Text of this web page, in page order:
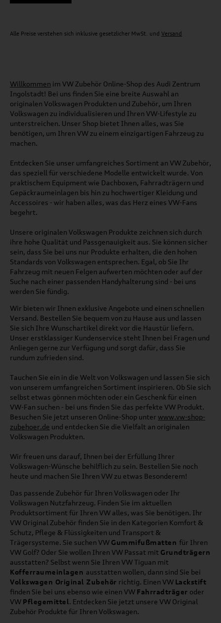
Alle Preise verstehen sich inklusive gesetzlicher MwSt. und Versand
Willkommen im VW Zubehör Online-Shop des Audi Zentrum
Ingolstadt! Bei uns finden Sie eine breite Auswahl an
originalen Volkswagen Produkten und Zubehör, um Ihren
Volkswagen zu individualisieren und Ihren VW-Lifestyle zu
unterstreichen. Unser Shop bietet Ihnen alles, was Sie
benötigen, um Ihren VW zu einem einzigartigen Fahrzeug zu
machen.
Entdecken Sie unser umfangreiches Sortiment an VW Zubehör,
das speziell für verschiedene Modelle entwickelt wurde. Von
praktischem Equipment wie Dachboxen, Fahrradträgern und
Gepäckraumeinlagen bis hin zu hochwertiger Kleidung und
Accessoires - wir haben alles, was das Herz eines VW-Fans
begehrt.
Unsere originalen Volkswagen Produkte zeichnen sich durch
ihre hohe Qualität und Passgenauigkeit aus. Sie können sicher
sein, dass Sie bei uns nur Produkte erhalten, die den hohen
Standards von Volkswagen entsprechen. Egal, ob Sie Ihr
Fahrzeug mit neuen Felgen aufwerten möchten oder auf der
Suche nach einer passenden Handyhalterung sind - bei uns
werden Sie fündig.
Wir bieten wir Ihnen exklusive Angebote und einen schnellen
Versand. Bestellen Sie bequem von zu Hause aus und lassen
Sie sich Ihre Wunschartikel direkt vor die Haustür liefern.
Unser erstklassiger Kundenservice steht Ihnen bei Fragen und
Anliegen gerne zur Verfügung und sorgt dafür, dass Sie
rundum zufrieden sind.
Tauchen Sie ein in die Welt von Volkswagen und lassen Sie sich
von unserem umfangreichen Sortiment inspirieren. Ob Sie sich
selbst etwas gönnen möchten oder ein Geschenk für einen
VW-Fan suchen - bei uns finden Sie das perfekte VW Produkt.
Besuchen Sie jetzt unseren Online-Shop unter www.vw-shop-
zubehoer.de und entdecken Sie die Vielfalt an originalen
Volkswagen Produkten.
Wir freuen uns darauf, Ihnen bei der Erfüllung Ihrer
Volkswagen-Wünsche behilflich zu sein. Bestellen Sie noch
heute und machen Sie Ihren VW zu etwas Besonderem!
Das passende Zubehör für Ihren Volkswagen oder Ihr
Volkswagen Nutzfahrzeug. Finden Sie im aktuellen
Produktsortiment für Ihren VW alles, was Sie benötigen. Ihr
VW Original Zubehör finden Sie in den Kategorien Komfort &
Schutz, Pflege & Flüssigkeiten und Transport &
Trägersysteme. Sie suchen VW Gummifußmatten für Ihren
VW Golf? Oder Sie wollen Ihren VW Passat mit Grundträgern
ausstatten? Selbst wenn Sie Ihren VW Tiguan mit
Kofferraumeinlagen ausstatten wollen, dann sind Sie bei
Volkswagen Original Zubehör richtig. Einen VW Lackstift
finden Sie bei uns ebenso wie einen VW Fahrradträger oder
VW Pflegemittel. Entdecken Sie jetzt unsere VW Original
Zubehör Produkte für Ihren Volkswagen.